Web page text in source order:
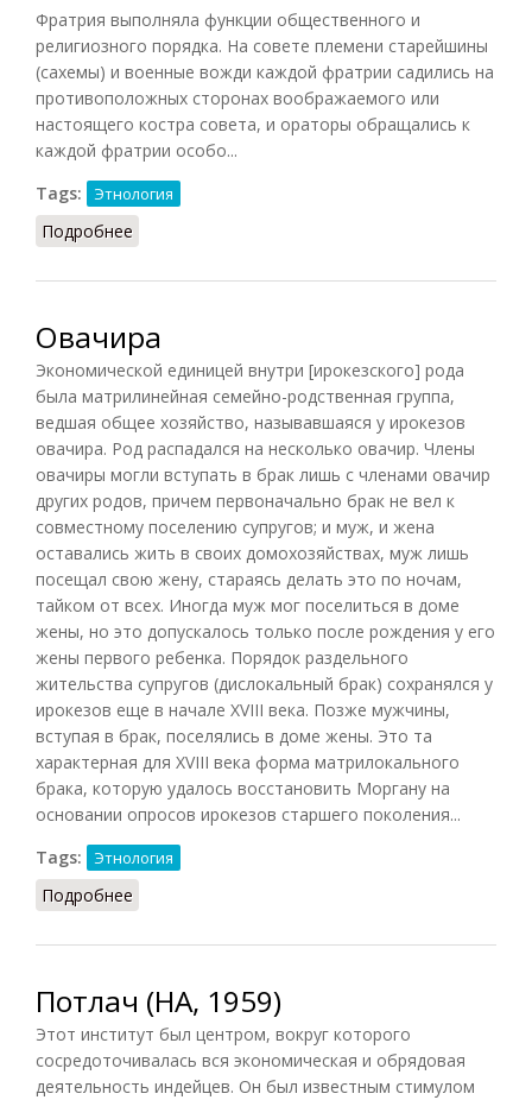
Фратрия выполняла функции общественного и
религиозного порядка. На совете племени старейшины
(сахемы) и военные вожди каждой фратрии садились на
противоположных сторонах воображаемого или
настоящего костра совета, и ораторы обращались к
каждой фратрии особо...
Tags:
Этнология
Подробнее
Овачира
Экономической единицей внутри [ирокезского] рода
была матрилинейная семейно-родственная группа,
ведшая общее хозяйство, называвшаяся у ирокезов
овачира. Род распадался на несколько овачир. Члены
овачиры могли вступать в брак лишь с членами овачир
других родов, причем первоначально брак не вел к
совместному поселению супругов; и муж, и жена
оставались жить в своих домохозяйствах, муж лишь
посещал свою жену, стараясь делать это по ночам,
тайком от всех. Иногда муж мог поселиться в доме
жены, но это допускалось только после рождения у его
жены первого ребенка. Порядок раздельного
жительства супругов (дислокальный брак) сохранялся у
ирокезов еще в начале XVIII века. Позже мужчины,
вступая в брак, поселялись в доме жены. Это та
характерная для XVIII века форма матрилокального
брака, которую удалось восстановить Моргану на
основании опросов ирокезов старшего поколения...
Tags:
Этнология
Подробнее
Потлач (НА, 1959)
Этот институт был центром, вокруг которого
сосредоточивалась вся экономическая и обрядовая
деятельность индейцев. Он был известным стимулом